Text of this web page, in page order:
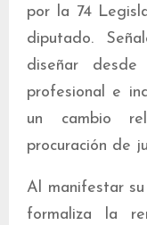
por la 74
diputado.
diseñar
profesional e
un cambio
procuración de
Al manifestar
formaliza la